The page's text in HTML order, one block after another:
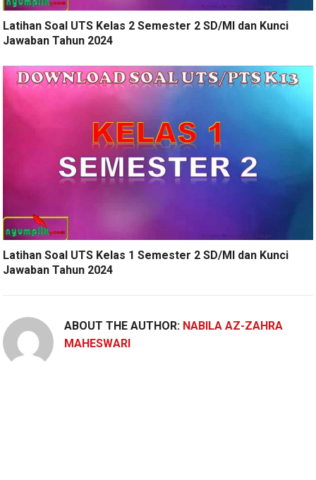
Latihan Soal UTS Kelas 2 Semester 2 SD/MI dan Kunci
Jawaban Tahun 2024
Latihan Soal UTS Kelas 1 Semester 2 SD/MI dan Kunci
Jawaban Tahun 2024
ABOUT THE AUTHOR: NABILA AZ-ZAHRA
MAHESWARI